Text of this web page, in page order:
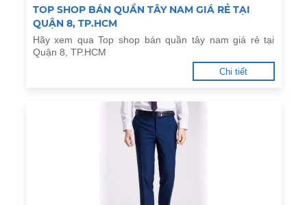
TOP SHOP BÁN QUẦN TÂY NAM GIÁ RẺ TẠI
QUẬN 8, TP.HCM
Hãy xem qua Top shop bán quần tây nam giá rẻ tại
Quận 8, TP.HCM
Chi tiết